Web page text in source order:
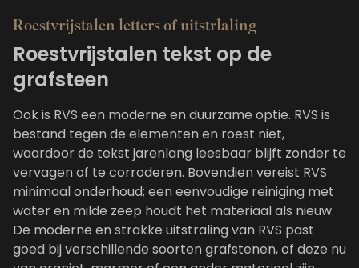
Roestvrijstalen letters of uitstrlaling
Roestvrijstalen tekst op de
grafsteen
Ook is RVS een moderne en duurzame optie. RVS is
bestand tegen de elementen en roest niet,
waardoor de tekst jarenlang leesbaar blijft zonder te
vervagen of te corroderen. Bovendien vereist RVS
minimaal onderhoud; een eenvoudige reiniging met
water en milde zeep houdt het materiaal als nieuw.
De moderne en strakke uitstraling van RVS past
goed bij verschillende soorten grafstenen, of deze nu